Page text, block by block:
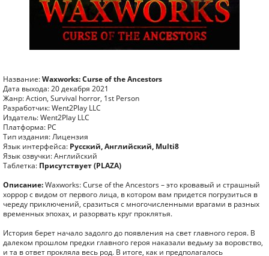
Название:Waxworks: Curse of the Ancestors
Дата выхода: 20 декабря 2021
Жанр: Action, Survival horror, 1st Person
Разработчик: Went2Play LLC
Издатель: Went2Play LLC
Платформа: PC
Тип издания: Лицензия
Язык интерфейса: Русский, Английский, Multi8
Язык озвучки: Английский
Таблетка: Присутствует (PLAZA)
Описание:Waxworks: Curse of the Ancestors – это кровавый и страшный
хоррор с видом от первого лица, в котором вам придется погрузиться в
череду приключений, сразиться с многочисленными врагами в разных
временных эпохах, и разорвать круг проклятья.
История берет начало задолго до появления на свет главного героя. В
далеком прошлом предки главного героя наказали ведьму за воровство,
и та в ответ прокляла весь род. В итоге, как и предполагалось